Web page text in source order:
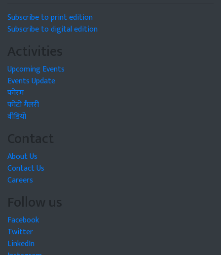
Subscribe to print edition
Subscribe to digital edition
Activities
Upcoming Events
Events Update
फोरम
फोटो गैलरी
वीडियो
Contact
About Us
Contact Us
Careers
Follow us
Facebook
Twitter
LinkedIn